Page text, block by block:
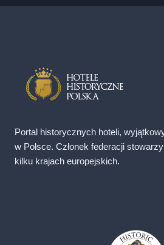
Portal historycznych hoteli,
w Polsce. Członek federacji
kilku krajach europejskich.